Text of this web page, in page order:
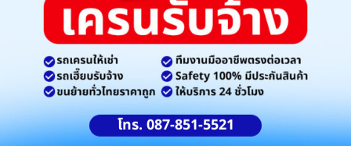
โทร. 087-851-5521